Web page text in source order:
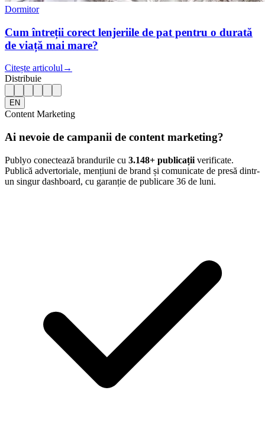
Dormitor
Cum întreții corect lenjeriile de pat pentru o durată
de viață mai mare?
Citește articolul →
Distribuie
EN
Content Marketing
Ai nevoie de campanii de content marketing?
Publyo conectează brandurile cu 3.148+ publicații verificate.
Publică advertoriale, mențiuni de brand și comunicate de presă dintr-
un singur dashboard, cu garanție de publicare 36 de luni.